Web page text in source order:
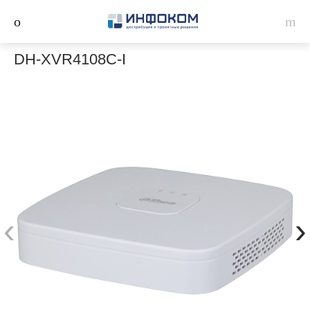
DH-XVR4108C-I
‹ ›